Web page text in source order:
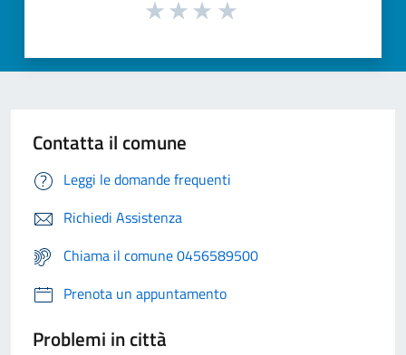
Contatta il comune
Leggi le domande frequenti
Richiedi Assistenza
Chiama il comune 0456589500
Prenota un appuntamento
Problemi in città